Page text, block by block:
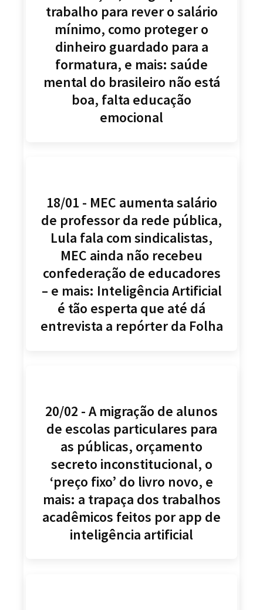
trabalho para rever o salário
mínimo, como proteger o
dinheiro guardado para a
formatura, e mais: saúde
mental do brasileiro não está
boa, falta educação
emocional
18/01 - MEC aumenta salário
de professor da rede pública,
Lula fala com sindicalistas,
MEC ainda não recebeu
confederação de educadores
– e mais: Inteligência Artificial
é tão esperta que até dá
entrevista a repórter da Folha
20/02 - A migração de alunos
de escolas particulares para
as públicas, orçamento
secreto inconstitucional, o
‘preço fixo’ do livro novo, e
mais: a trapaça dos trabalhos
acadêmicos feitos por app de
inteligência artificial